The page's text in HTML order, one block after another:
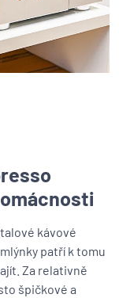
kávové
patří k tomu
Za relativně
špičkové a